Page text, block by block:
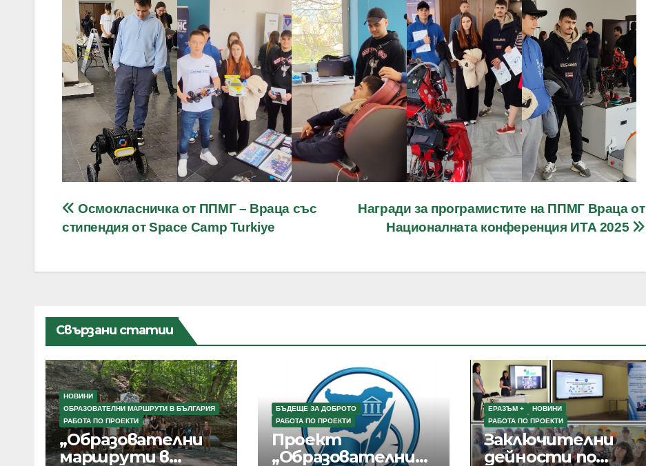
Навигация
Награди за програмистите на ППМГ Враца от
Националната конференция ИТА 2025
Осмокласничка от ППМГ – Враца със
стипендия от Space Camp Turkiye
Свързани статии
НОВИНИ
ОБРАЗОВАТЕЛНИ МАРШРУТИ В БЪЛГАРИЯ
РАБОТА ПО ПРОЕКТИ
„Образователни
маршрути в
БЪДЕЩЕ ЗА ДОБРОТО
РАБОТА ПО ПРОЕКТИ
Проект
„Образователни
ЕРАЗЪМ +
НОВИНИ
РАБОТА ПО ПРОЕКТИ
Заключителни
дейности по